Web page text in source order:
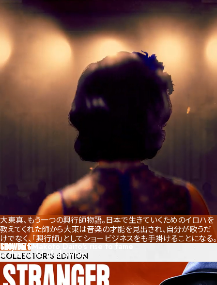
SHOWBIZ
Live out Makoto Daito's rise to fame
in the world of showbiz.
大東真、もう一つの興行師物語。日本で生きていくためのイロハを
教えてくれた師から大東は音楽の才能を見出され、自分が歌うだ
けでなく、「興行師」としてショービジネスをも手掛けることになる。
PRODUCTS
COLLECTOR'S EDITION